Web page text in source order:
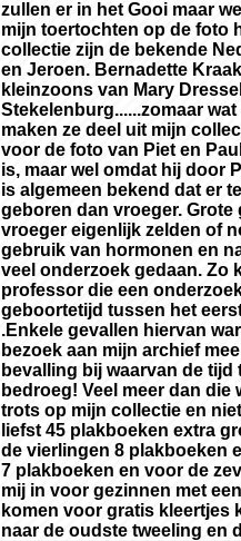
zullen er in het Gooi maar
mijn toertochten op de foto
collectie zijn de bekende
en Jeroen. Bernadette
kleinzoons van Mary
Stekelenburg......zomaar
maken ze deel uit mijn
voor de foto van Piet en
is, maar wel omdat hij door
is algemeen bekend dat er
geboren dan vroeger. Grote
vroeger eigenlijk zelden of
gebruik van hormonen en
veel onderzoek gedaan. Zo
professor die een
geboortetijd tussen het
.Enkele gevallen hiervan
bezoek aan mijn archief
bevalling bij waarvan de
bedroeg! Veel meer dan
trots op mijn collectie en
liefst 45 plakboeken extra
de vierlingen 8 plakboeken
7 plakboeken en voor de
mij in voor gezinnen met
komen voor gratis kleertjes
naar de oudste tweeling en